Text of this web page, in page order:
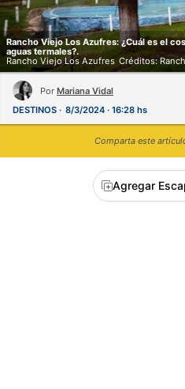
Rancho Viejo Los Azufres: ¿Cuál es el
aguas termales?.
Rancho Viejo Los Azufres Créditos:
Por Mariana Vidal
DESTINOS
8/3/2024 · 16:28 hs
Comparta este
Agregar